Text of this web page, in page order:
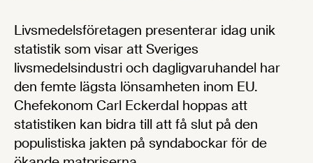
Livsmedelsföretagen presenterar idag unik
statistik som visar att Sveriges
livsmedelsindustri och dagligvaruhandel har
den femte lägsta lönsamheten inom EU.
Chefekonom Carl Eckerdal hoppas att
statistiken kan bidra till att få slut på den
populistiska jakten på syndabockar för de